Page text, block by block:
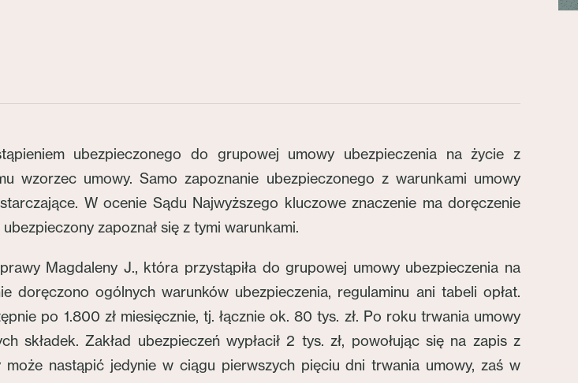
ubezpieczonego do grupowej umowy ubezpieczenia na życie z
wzorzec umowy. Samo zapoznanie ubezpieczonego z warunkami umowy
W ocenie Sądu Najwyższego kluczowe znaczenie ma doręczenie
zapoznał się z tymi warunkami.
Magdaleny J., która przystąpiła do grupowej umowy ubezpieczenia na
ogólnych warunków ubezpieczenia, regulaminu ani tabeli opłat.
po 1.800 zł miesięcznie, tj. łącznie ok. 80 tys. zł. Po roku trwania umowy
składek. Zakład ubezpieczeń wypłacił 2 tys. zł, powołując się na zapis z
nastąpić jedynie w ciągu pierwszych pięciu dni trwania umowy, zaś w